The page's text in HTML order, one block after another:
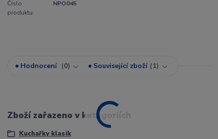
Číslo
produktu:
NPO045
Hodnocení 0 Související zboží 1
Zboží zařazeno v kategoriích
Kuchařky klasik